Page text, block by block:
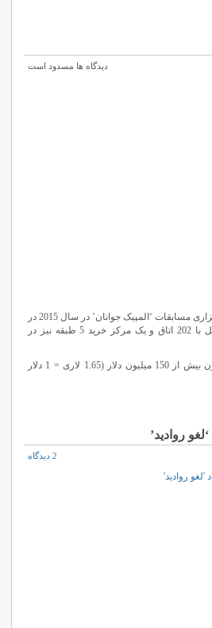
دیدگاه ها مسدود است
شرکت چینی ‘هوآلینگ’ که در حال حاضر مشغول ساخت یک مجتمع برای برگزاری مسابقات ‘المپیک جوانان’ در سال 2015 در
نزدیکی ‘دریاچه تفلیس’ است اعلام کرده که قصد دارد برای ساخت یک هتل با 202 اتاق و یک مرکز خرید 5 طبقه نیز در
‘هوآلینگ’ که بخش عمده سهام ‘بیسیس بانک’ را نیز در اختیار دارد، تا کنون بیش از 150 میلیون دلار (1.65 لاری = 1 دلار
روادید’
2 دیدگاه